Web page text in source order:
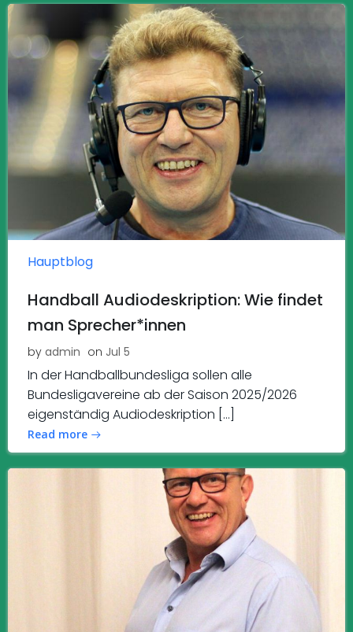
Hauptblog
Handball Audiodeskription: Wie findet
man Sprecher*innen
by admin on Jul 5
In der Handballbundesliga sollen alle
Bundesligavereine ab der Saison 2025/2026
eigenständig Audiodeskription […]
Read more